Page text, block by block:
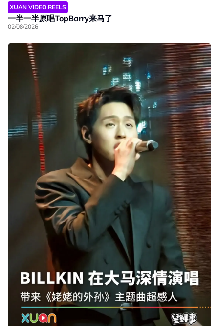
XUAN VIDEO REELS
一半一半原唱TopBarry来马了
02/08/2026